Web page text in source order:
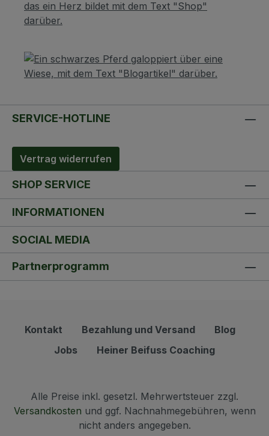
SERVICE-HOTLINE
Vertrag widerrufen
SHOP SERVICE
INFORMATIONEN
SOCIAL MEDIA
Partnerprogramm
Kontakt Bezahlung und Versand
Blog
Jobs
Heiner Beifuss Coaching
Alle Preise inkl. gesetzl. Mehrwertsteuer zzgl.
Versandkosten und ggf. Nachnahmegebühren, wenn
nicht anders angegeben.